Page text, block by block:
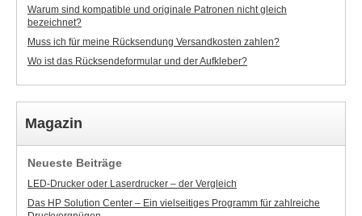
Warum sind kompatible und originale Patronen nicht gleich
bezeichnet?
Muss ich für meine Rücksendung Versandkosten zahlen?
Wo ist das Rücksendeformular und der Aufkleber?
Magazin
Neueste Beiträge
LED-Drucker oder Laserdrucker – der Vergleich
Das HP Solution Center – Ein vielseitiges Programm für zahlreiche